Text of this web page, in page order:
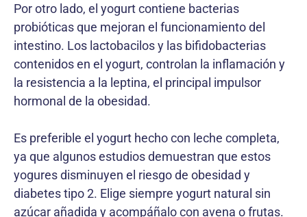
Por otro lado, el yogurt contiene bacterias
probióticas que mejoran el funcionamiento del
intestino. Los lactobacilos y las bifidobacterias
contenidos en el yogurt, controlan la inflamación y
la resistencia a la leptina, el principal impulsor
hormonal de la obesidad.
Es preferible el yogurt hecho con leche completa,
ya que algunos estudios demuestran que estos
yogures disminuyen el riesgo de obesidad y
diabetes tipo 2. Elige siempre yogurt natural sin
azúcar añadida y acompáñalo con avena o frutas.